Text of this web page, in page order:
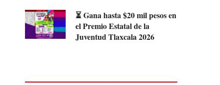
⏳ Gana hasta $20 mil pesos en
el Premio Estatal de la
Juventud Tlaxcala 2026